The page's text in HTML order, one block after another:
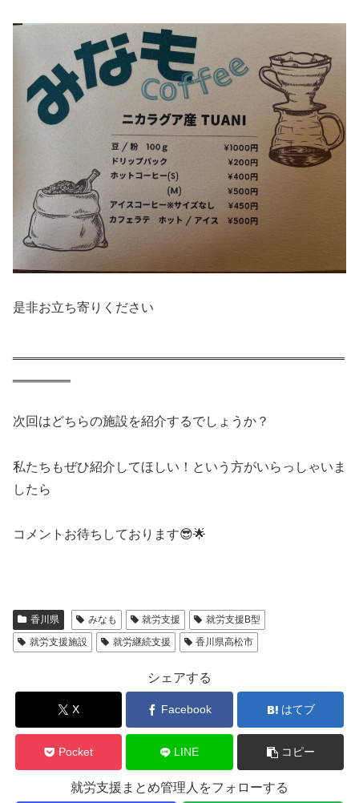
是非お立ち寄りください
次回はどちらの施設を紹介するでしょうか？
私たちもぜひ紹介してほしい！という方がいらっしゃいま
したら
コメントお待ちしております😎🌟
香川県 みなも 就労支援
就労支援B型
就労支援施設
就労継続支援 香川県高松市
シェアする
X Facebook はてブ
Pocket LINE コピー
就労支援まとめ管理人をフォローする